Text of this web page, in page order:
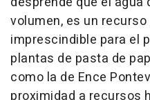
volumen, es un
imprescindible para el
plantas de pasta de
como la de Ence
proximidad a recursos